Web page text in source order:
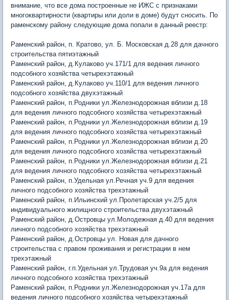
внимание, что все дома построенные не ИЖС с признаками
многоквартирности (квартиры или доли в доме) будут сносить. По
раменскому району следующие дома попали в данный реестр:
Раменский район, п. Кратово, ул. Б. Московская д.28 для дачного
строительства пятиэтажный
Раменский район, д.Кулаково уч.171/1 для ведения личного
подсобного хозяйства четырехэтажный
Раменский район, д.Кулаково уч.110/1 для ведения личного
подсобного хозяйства двухэтажный
Раменский район, п.Родники ул.Железнодорожная вблизи д.18
для ведения личного подсобного хозяйства четырехэтажный
Раменский район, п.Родники ул.Железнодорожная вблизи д.19
для ведения личного подсобного хозяйства четырехэтажный
Раменский район, п.Родники ул.Железнодорожная вблизи д.20
для ведения личного подсобного хозяйства четырехэтажный
Раменский район, п.Родники ул.Железнодорожная вблизи д.21
для ведения личного подсобного хозяйства четырехэтажный
Раменский район, п.Удельная ул.Речная уч.9 для ведения
личного подсобного хозяйства трехэтажный
Раменский район, п.Ильинский ул.Пролетарская уч.2/5 для
индивидуального жилищного строительства двухэтажный
Раменский район, д.Островцы ул.Молодежная д.40 для ведения
личного подсобного хозяйства трехэтажный
Раменский район, д.Островцы ул. Новая для дачного
строительства с правом проживания и регистрации в нем
трехэтажный
Раменский район, г.п.Удельная ул.Трудовая уч.9а для ведения
личного подсобного хозяйства трехэтажный
Раменский район, п.Родники ул.Железнодорожная уч.17а для
ведения личного подсобного хозяйства четырехэтажный